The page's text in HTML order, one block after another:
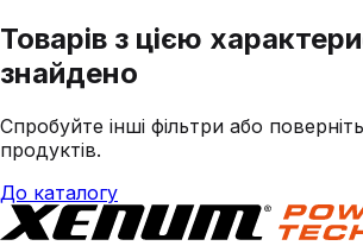
Товарів з цією
знайдено
Спробуйте інші фільтри або
продуктів.
До каталогу